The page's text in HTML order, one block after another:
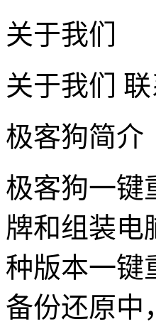
关于我们
关于我们
联
极客狗简介
极客狗一键
牌和组装电
种版本一键
备份还原中